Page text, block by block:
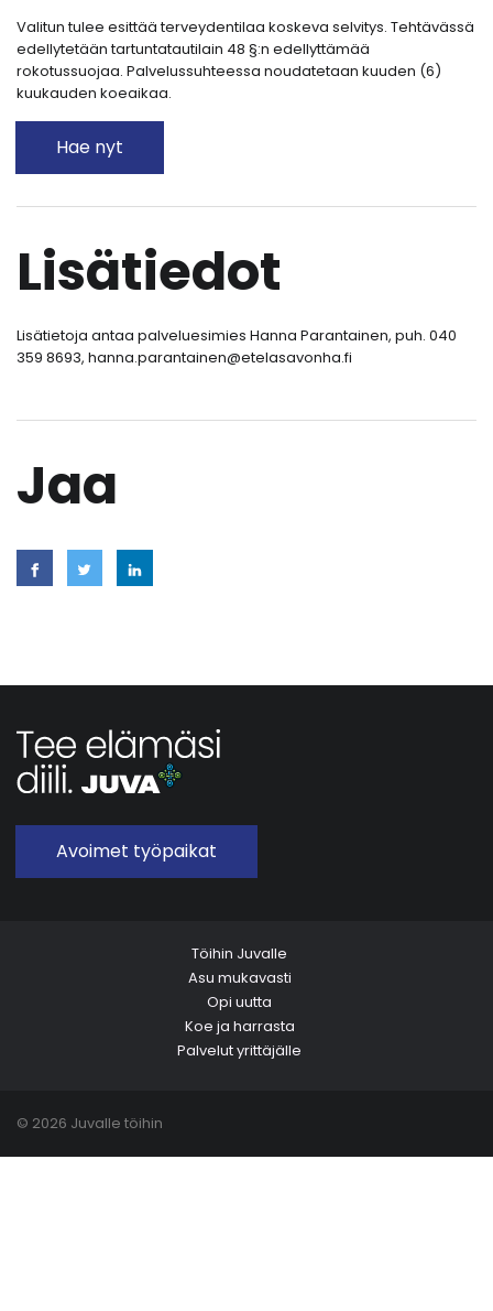
Valitun tulee esittää terveydentilaa koskeva selvitys. Tehtävässä
edellytetään tartuntatautilain 48 §:n edellyttämää
rokotussuojaa. Palvelussuhteessa noudatetaan kuuden (6)
kuukauden koeaikaa.
Hae nyt
Lisätiedot
Lisätietoja antaa palveluesimies Hanna Parantainen, puh. 040
359 8693, hanna.parantainen@etelasavonha.fi
Jaa
Avoimet työpaikat
Töihin Juvalle
Asu mukavasti
Opi uutta
Koe ja harrasta
Palvelut yrittäjälle
© 2026 Juvalle töihin